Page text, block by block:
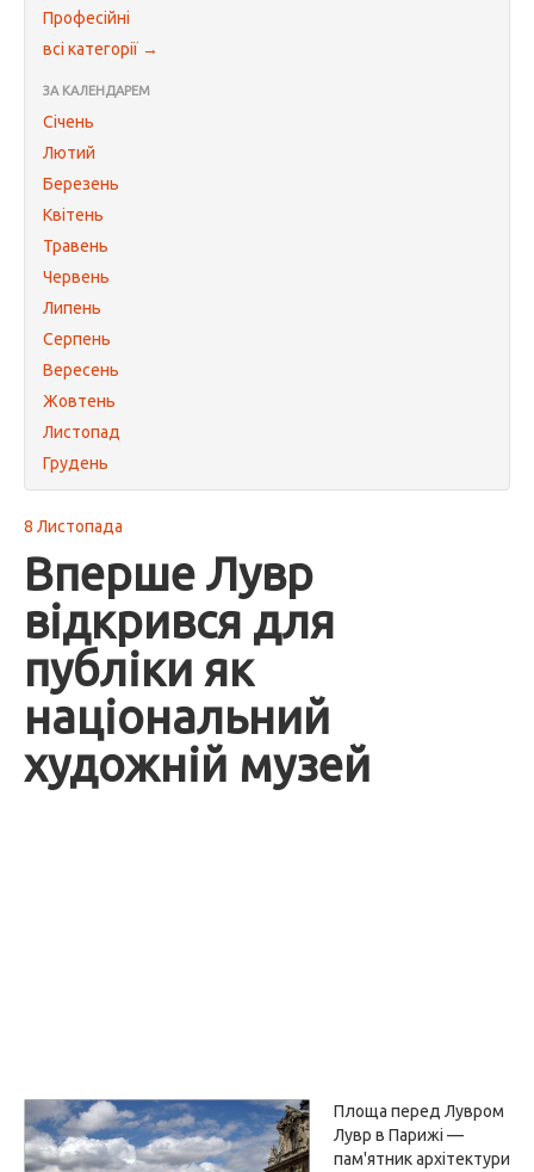
Професійні
всі категорії →
ЗА КАЛЕНДАРЕМ
Січень
Лютий
Березень
Квітень
Травень
Червень
Липень
Серпень
Вересень
Жовтень
Листопад
Грудень
8 Листопада
Вперше Лувр
відкрився для
публіки як
національний
художній музей
Площа перед Лувром
Лувр в Парижі —
пам'ятник архітектури